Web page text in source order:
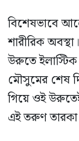
বিশেষভাবে
শারীরিক
উরুতে ইলাস্টিক
মৌসুমের শেষ
গিয়ে ওই
এই তরুণ